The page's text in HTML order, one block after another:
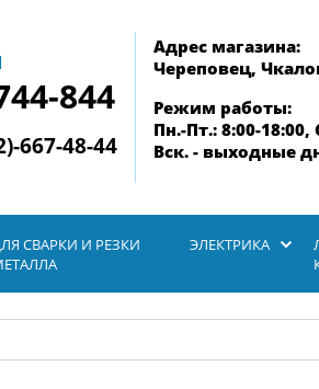
844
667-48-44
Адрес магазина:
Череповец,
Режим работы:
Пн.-Пт.: 8:00-18:00,
Вск. - выходные
СВАРКИ И РЕЗКИ
ЭЛЕКТРИКА